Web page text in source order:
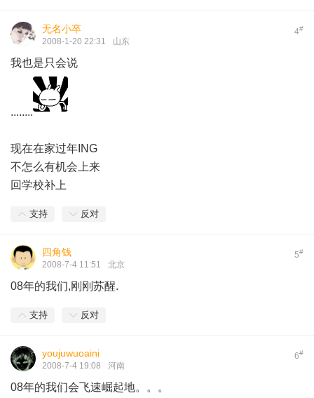
4#
无名小卒
2008-1-20 22:31 山东
我也是只会说
........
现在在家过年ING
不怎么有机会上来
回学校补上
支持 反对
5#
四角钱
2008-7-4 11:51 北京
08年的我们,刚刚苏醒.
支持 反对
6#
youjuwuoaini
2008-7-4 19:08 河南
08年的我们会飞速崛起地。。。